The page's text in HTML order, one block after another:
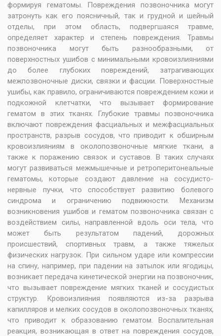
формируя гематомы. Повреждения позвоночника могут
затронуть как его поясничный, так и грудной и шейный
отделы, при этом область, подвергшаяся травме,
определяет характер и степень повреждения. Травмы
позвоночника могут быть разнообразными, от
поверхностных ушибов с минимальными кровоизлияниями
до более глубоких повреждений, затрагивающих
межпозвоночные диски, связки и фасции. Поверхностные
ушибы, как правило, ограничиваются повреждением кожи и
подкожной клетчатки, что вызывает формирование
гематом в этих тканях. Глубокие травмы позвоночника
включают повреждения фасциальных и межфасциальных
пространств, разрыв сосудов, что приводит к обширным
кровоизлияниям в околопозвоночные мягкие ткани, а
также к поражению связок и суставов. В таких случаях
могут развиваться межмышечные и ретроперитонеальные
гематомы, которые создают давление на сосудисто-
нервные пучки, что способствует развитию болевого
синдрома и ограничению подвижности. Механизм
возникновения ушибов и гематом позвоночника связан с
воздействием силы, направленной вдоль оси тела, что
может быть результатом падений, дорожных
происшествий, спортивных травм, а также тяжелых
физических нагрузок. При сильном ударе или компрессии
на спину, например, при падении на затылок или ягодицы,
возникает передача кинетической энергии на позвоночник,
что вызывает повреждение мягких тканей и сосудистых
структур. Кровоизлияния появляются из-за разрыва
капилляров и мелких сосудов в околопозвоночных тканях,
что приводит к образованию гематом. Воспалительная
реакция, возникающая в ответ на повреждения сосудов,